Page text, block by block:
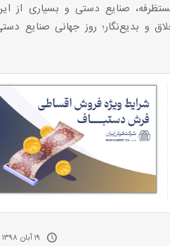
صنایع دستی و بسیاری از
و بدیع‌نگار؛ روز جهانی صنایع
۱۹ آبان ۱۳۹۸